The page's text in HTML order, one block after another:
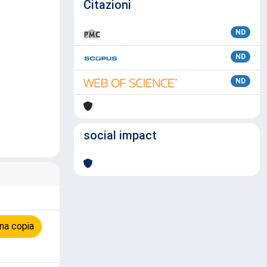
copia
Citazioni
ND
ND
ND
social impact